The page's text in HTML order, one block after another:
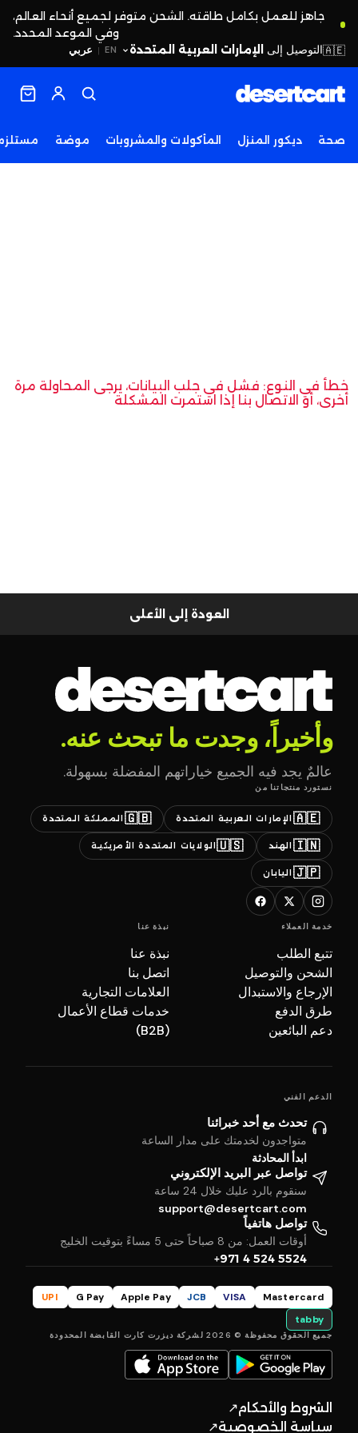
جاهز للعمل بكامل طاقته. الشحن متوفر لجميع أنحاء العالم،
وفي الموعد المحدد.
EN
| عربي 🇦🇪التوصيل إلى الإمارات العربية المتحدة
صحة ديكور المنزل المأكولات والمشروبات موضة
خطأ في النوع: فشل في جلب البيانات، يرجى المحاولة مرة
أخرى، أو الاتصال بنا إذا استمرت المشكلة
العودة إلى الأعلى
وأخيراً، وجدت ما تبحث عنه.
عالمٌ يجد فيه الجميع خياراتهم المفضلة بسهولة.
نستورد منتجاتنا من
🇦🇪 الإمارات العربية المتحدة 🇬🇧 المملكة المتحدة
🇮🇳 الهند 🇺🇸الولايات المتحدة الأمريكية
🇯🇵 اليابان
خدمة العملاء
تتبع الطلب
الشحن والتوصيل
الإرجاع والاستبدال
طرق الدفع
دعم البائعين
نبذة عنا
نبذة عنا
اتصل بنا
العلامات التجارية
خدمات قطاع الأعمال
(B2B)
الدعم الفني
تحدث مع أحد خبرائنا
متواجدون لخدمتك على مدار الساعة
ابدأ المحادثة
تواصل عبر البريد الإلكتروني
سنقوم بالرد عليك خلال 24 ساعة
support@desertcart.com
تواصل هاتفياً
أوقات العمل: من 8 صباحاً حتى 5 مساءً بتوقيت الخليج
+971 4 524 5524
Mastercard
VISA
JCB
Apple Pay
G Pay
UPI
tabby
جميع الحقوق محفوظة © 2026 لشركة ديزرت كارت القابضة المحدودة
الشروط والأحكام↗
سياسة الخصوصية↗